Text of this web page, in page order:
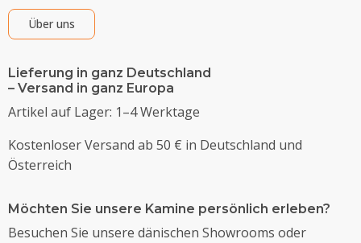
Über uns
Lieferung in ganz Deutschland
– Versand in ganz Europa
Artikel auf Lager: 1–4 Werktage
Kostenloser Versand ab 50 € in Deutschland und
Österreich
Möchten Sie unsere Kamine persönlich erleben?
Besuchen Sie unsere dänischen Showrooms oder